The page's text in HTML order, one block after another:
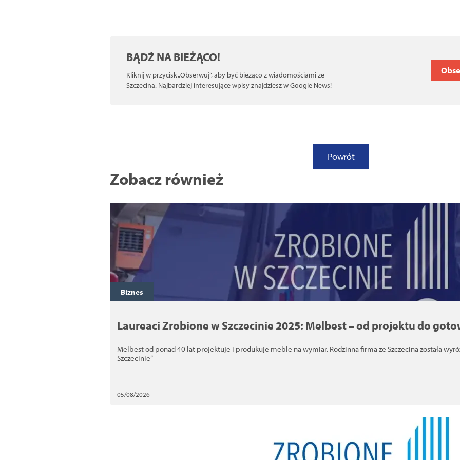
BĄDŹ NA BIEŻĄCO!
Kliknij w przycisk „Obserwuj”, aby być bieżąco z wiadomościami ze
Szczecina. Najbardziej interesujące wpisy znajdziesz w Google News!
Powrót
Zobacz również
Biznes
Laureaci Zrobione w Szczecinie 2025: Melbest – od projektu do
Melbest od ponad 40 lat projektuje i produkuje meble na wymiar. Rodzinna firma ze Szczecina została
Szczecinie”
05/08/2026